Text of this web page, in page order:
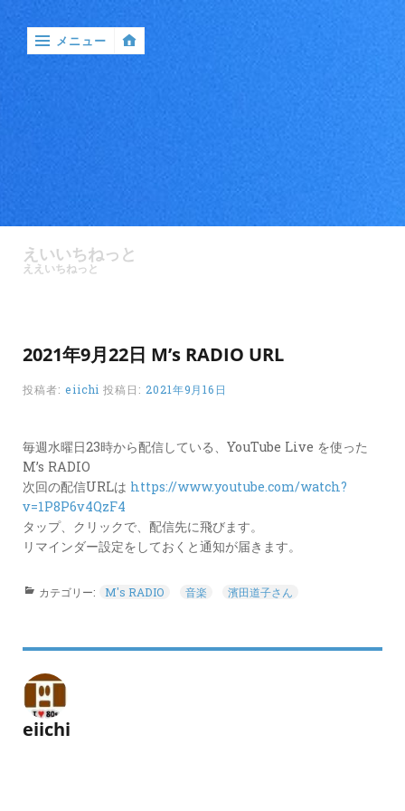
ケ
ー
ン
ル
ー
ド
LINK
メニュー
えいいちねっと
ええいちねっと
2021年9月22日 M’s RADIO URL
投稿者: eiichi 投稿日: 2021年9月16日
毎週水曜日23時から配信している、YouTube Live を使った
M’s RADIO
次回の配信URLは https://www.youtube.com/watch?
v=1P8P6v4QzF4
タップ、クリックで、配信先に飛びます。
リマインダー設定をしておくと通知が届きます。
カテゴリー: M's RADIO 音楽 濱田道子さん
eiichi